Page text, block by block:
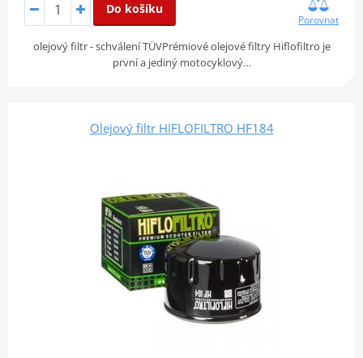
Do košíku
Porovnat
olejový filtr - schválení TÜVPrémiové olejové filtry Hiflofiltro je
první a jediný motocyklový…
Olejový filtr HIFLOFILTRO HF184